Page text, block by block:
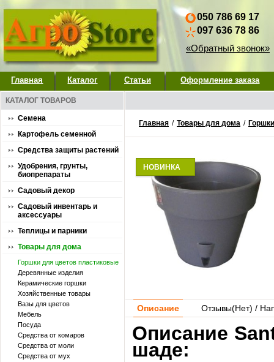
050 786 69 17
097 636 78 86
«Обратный звонок»
Главная Каталог Статьи Оформление заказа
КАТАЛОГ ТОВАРОВ
Семена
Картофель семенной
Средства защиты растений
Удобрения, грунты,
биопрепараты
Садовый декор
Садовый инвентарь и
аксессуары
Теплицы и парники
Товары для дома
Горшки для цветов пластиковые
Деревянные изделия
Керамические горшки
Хозяйственные товары
Вазы для цветов
Мебель
Посуда
Средства от комаров
Средства от моли
Средства от мух
Главная / Товары для дома /
НОВИНКА
Описание Отзывы(Нет) /
Описание
шаде: